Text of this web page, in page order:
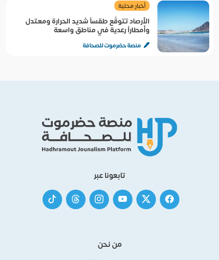
أخبار محلية
الأرصاد تتوقّع طقساً شديد الحرارة ومعتدل
وأمطاراً رعدية في مناطق واسعة
منصة حضرموت للصحافة
تابعونا عبر
من نحن